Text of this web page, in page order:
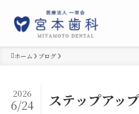
ホーム ブログ
ステップアップ
2026
6/24